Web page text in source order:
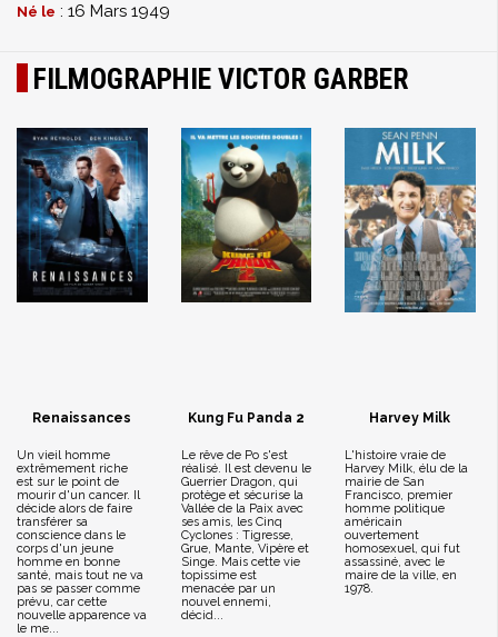
Né le : 16 Mars 1949
FILMOGRAPHIE VICTOR GARBER
Renaissances
Un vieil homme
extrêmement riche
est sur le point de
mourir d'un cancer. Il
décide alors de faire
transférer sa
conscience dans le
corps d'un jeune
homme en bonne
santé, mais tout ne va
pas se passer comme
prévu, car cette
nouvelle apparence va
le me...
Kung Fu Panda 2
Le rêve de Po s'est
réalisé. Il est devenu le
Guerrier Dragon, qui
protège et sécurise la
Vallée de la Paix avec
ses amis, les Cinq
Cyclones : Tigresse,
Grue, Mante, Vipère et
Singe. Mais cette vie
topissime est
menacée par un
nouvel ennemi,
décid...
Harvey Milk
L'histoire vraie de
Harvey Milk, élu de la
mairie de San
Francisco, premier
homme politique
américain
ouvertement
homosexuel, qui fut
assassiné, avec le
maire de la ville, en
1978.